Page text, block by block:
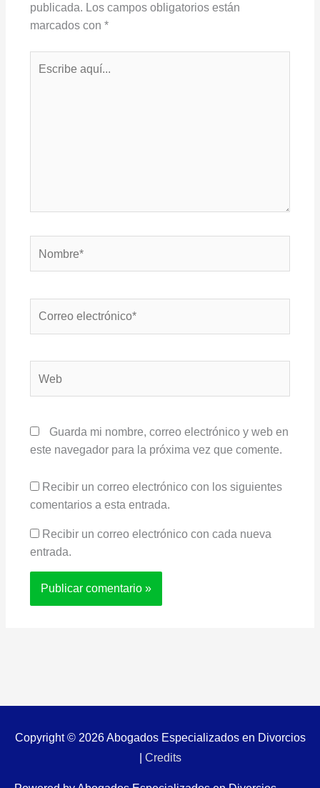
publicada. Los campos obligatorios están
marcados con *
Guarda mi nombre, correo electrónico y web en
este navegador para la próxima vez que comente.
Recibir un correo electrónico con los siguientes
comentarios a esta entrada.
Recibir un correo electrónico con cada nueva
entrada.
Copyright © 2026Abogados Especializados en Divorcios
Credits